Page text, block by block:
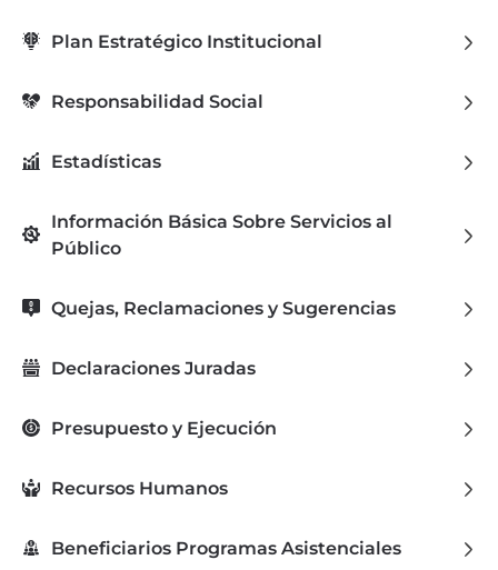
Plan Estratégico Institucional
Responsabilidad Social
Estadísticas
Información Básica Sobre Servicios al
Público
Quejas, Reclamaciones y Sugerencias
Declaraciones Juradas
Presupuesto y Ejecución
Recursos Humanos
Beneficiarios Programas Asistenciales